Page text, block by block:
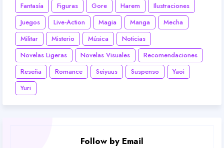
Fantasía
Figuras Gore Harem
Ilustraciones
Juegos
Live-Action Magia Manga
Mecha
Militar
Misterio Música
Noticias
Novelas Ligeras
Novelas Visuales
Recomendaciones
Reseña
Romance Seiyuus Suspenso
Yaoi
Yuri
Follow by Email